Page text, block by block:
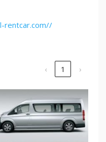
rentcar.com//
‹ 1 ›